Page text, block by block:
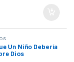
Un Niño Debería
Dios